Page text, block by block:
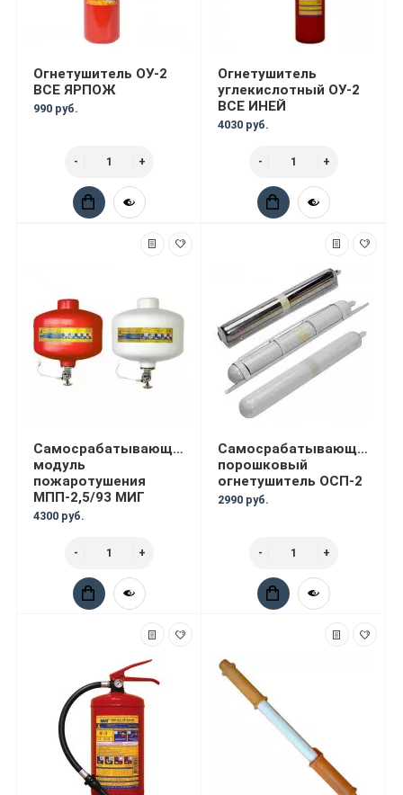
Огнетушитель ОУ-2
ВСЕ ЯРПОЖ
990 руб.
Огнетушитель
углекислотный ОУ-2
ВСЕ ИНЕЙ
4030 руб.
Самосрабатывающий
модуль
пожаротушения
МПП-2,5/93 МИГ
4300 руб.
Самосрабатывающий
порошковый
огнетушитель ОСП-2
2990 руб.